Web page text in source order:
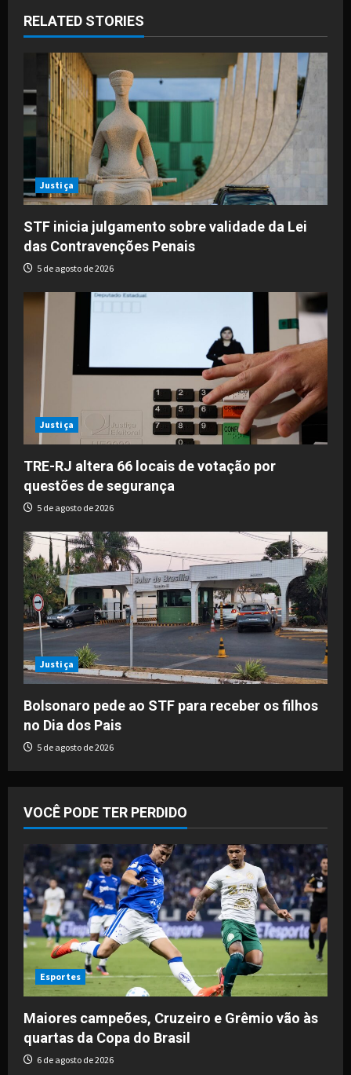
a
g
a
t
i
o
n
RELATED STORIES
Justiça
STF inicia julgamento sobre validade da Lei
das Contravenções Penais
5 de agosto de 2026
Justiça
TRE-RJ altera 66 locais de votação por
questões de segurança
5 de agosto de 2026
Justiça
Bolsonaro pede ao STF para receber os filhos
no Dia dos Pais
5 de agosto de 2026
VOCÊ PODE TER PERDIDO
Esportes
Maiores campeões, Cruzeiro e Grêmio vão às
quartas da Copa do Brasil
6 de agosto de 2026